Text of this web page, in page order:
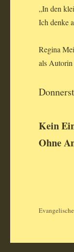
„In den
Ich denke
Regina
als Autorin
Kein
Ohne